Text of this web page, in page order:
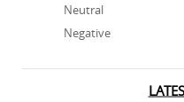
Neutral
Negative